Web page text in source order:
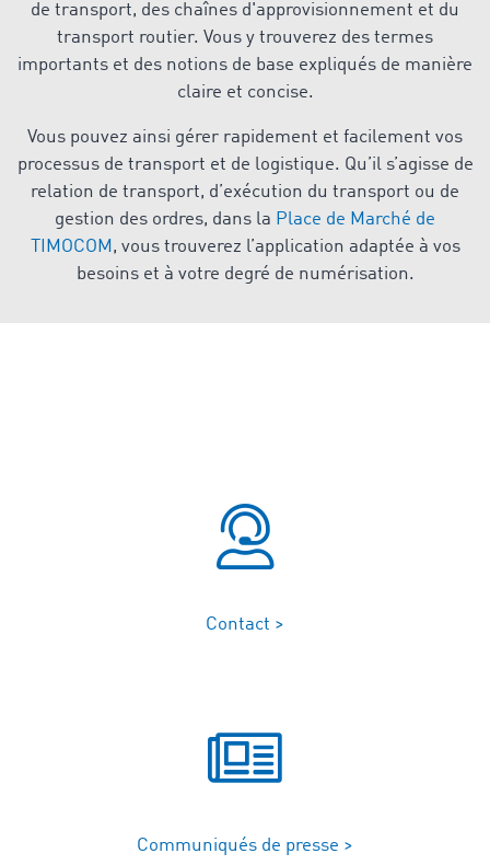
de transport, des chaînes d'approvisionnement et du
transport routier. Vous y trouverez des termes
importants et des notions de base expliqués de manière
claire et concise.
Vous pouvez ainsi gérer rapidement et facilement vos
processus de transport et de logistique. Qu’il s’agisse de
relation de transport, d’exécution du transport ou de
gestion des ordres, dans la Place de Marché de
TIMOCOM , vous trouverez l’application adaptée à vos
besoins et à votre degré de numérisation.
Contact >
Communiqués de presse >